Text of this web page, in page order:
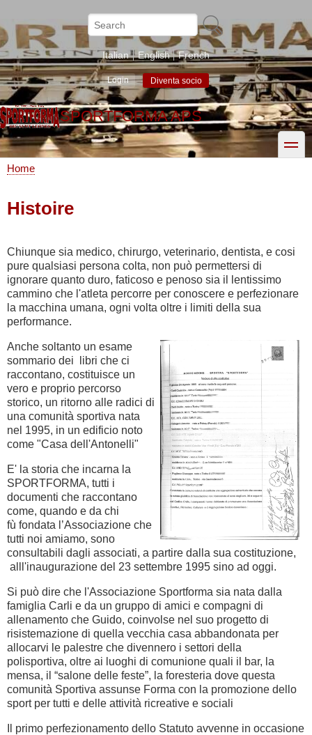
main
content
Search
Italian English French
Login Diventa socio
SPORTFORMA APS
toggle
Home
Histoire
Chiunque sia medico, chirurgo, veterinario, dentista, e cosi
pure qualsiasi persona colta, non può permettersi di
ignorare quanto duro, faticoso e penoso sia il lentissimo
cammino che l'atleta percorre per conoscere e perfezionare
la macchina umana, ogni volta oltre i limiti della sua
performance.
Anche soltanto un esame
sommario dei libri che ci
raccontano, costituisce un
vero e proprio percorso
storico, un ritorno alle radici di
una comunità sportiva nata
nel 1995, in un edificio noto
come "Casa dell'Antonelli"
E' la storia che incarna la
SPORTFORMA, tutti i
documenti che raccontano
come, quando e da chi
fù fondata l’Associazione che
tutti noi amiamo, sono
consultabili dagli associati, a partire dalla sua costituzione,
alll'inaugurazione del 23 settembre 1995 sino ad oggi.
Si può dire che l'Associazione Sportforma sia nata dalla
famiglia Carli e da un gruppo di amici e compagni di
allenamento che Guido, coinvolse nel suo progetto di
risistemazione di quella vecchia casa abbandonata per
allocarvi le palestre che divennero i settori della
polisportiva, oltre ai luoghi di comunione quali il bar, la
mensa, il “salone delle feste”, la foresteria dove questa
comunità Sportiva assunse Forma con la promozione dello
sport per tutti e delle attività ricreative e sociali
Il primo perfezionamento dello Statuto avvenne in occasione